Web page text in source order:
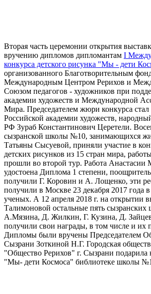
Вторая часть церемонии открытия
вручению дипломов дипломантам I
конкурса детского рисунка "Мы - дети
организованного Благотворительным
Международным Центром Рерихов и
Союзом педагогов - художников при
академии художеств и Международной
Мира. Председателем жюри конкурса стал
Российской академии художеств,
РФ Зураб Константинович Церетели.
сызранской школы №10, занимающихся
Татьяны Сысуевой, приняли участие в
детских рисунков из 15 стран мира,
прошли во второй тур. Работа Анастасии
удостоена Диплома 1 степени,
получили Г. Коровин и А. Лощенко, эти
получили в Москве 23 декабря 2017 года
ученых. А 12 апреля 2018 г. на открытии
Талимоновой остальные пять сызранских
А.Мязина, Д. Жилкин, Г. Кузина, Д.
получили свои награды, в том числе и их
Дипломы были вручены Председателем
Сызрани Зоткиной Н.Г. Городская
"Общество Рерихов" г. Сызрани подарила
"Мы- дети Космоса" библиотеке школы